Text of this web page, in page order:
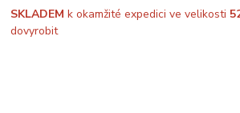
SKLADEM k okamžité expedici ve velikosti
dovyrobit